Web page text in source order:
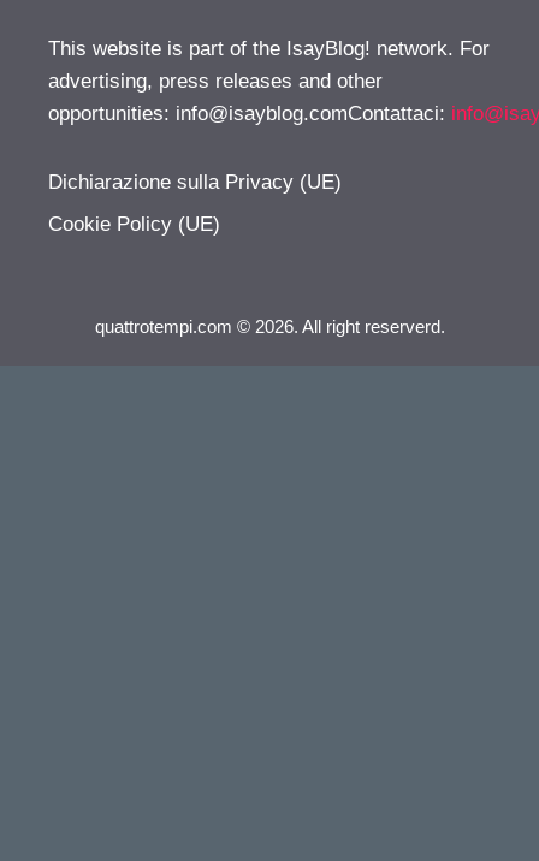
This website is part of the IsayBlog! network. For
advertising, press releases and other
opportunities: info@isayblog.comContattaci:
Dichiarazione sulla Privacy (UE)
Cookie Policy (UE)
quattrotempi.com © 2026. All right reserverd.